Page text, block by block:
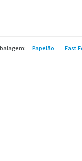
Embalagem: